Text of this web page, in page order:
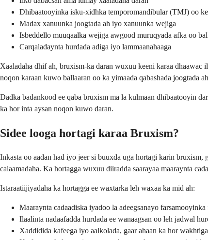
Dhibaatooyinka isku-xidhka temporomandibular (TMJ) oo
Madax xanuunka joogtada ah iyo xanuunka wejiga
Isbeddello muuqaalka wejiga awgood muruqyada afka oo
Carqaladaynta hurdada adiga iyo lammaanahaaga
Xaaladaha dhif ah, bruxism-ka daran wuxuu keeni karaa
noqon karaan kuwo ballaaran oo ka yimaada qabashada joogtada
Dadka badankood ee qaba bruxism ma la kulmaan dhibaatooyin
ka hor inta aysan noqon kuwo daran.
Sidee looga hortagi karaa Bruxism?
Inkasta oo aadan had iyo jeer si buuxda uga hortagi karin
calaamadaha. Ka hortagga wuxuu diiradda saarayaa maaraynta
Istaraatiijiyadaha ka hortagga ee waxtarka leh waxaa ka mid ah:
Maaraynta cadaadiska iyadoo la adeegsanayo
Ilaalinta nadaafadda hurdada ee wanaagsan oo leh jadwal
Xaddidida kafeega iyo aalkolada, gaar ahaan ka hor